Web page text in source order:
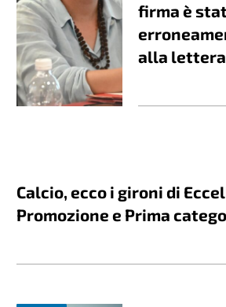
firma è
alla
Calcio, ecco i gironi di
Promozione e Prima